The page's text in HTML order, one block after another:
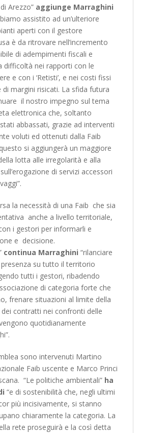
Arezzo” aggiunge Marraghini
assistito ad un’ulteriore
aperti con il gestore
è da ritrovare nell’incremento
di adempimenti fiscali e
difficoltà nei rapporti con le
e con i ‘Retisti’, e nei costi fissi
margini risicati. La sfida futura
il nostro impegno sul tema
elettronica che, soltanto
abbassati, grazie ad interventi
voluti ed ottenuti dalla Faib
si aggiungerà un maggiore
lotta alle irregolarità e alla
di servizi accessori
la necessità di una Faib che sia
anche a livello territoriale,
i gestori per informarli e
e decisione.
continua Marraghini “rilanciare
su tutto il territorio
tutti i gestori, ribadendo
di categoria forte che
frenare situazioni al limite della
contratti nei confronti delle
quotidianamente
sono intervenuti Martino
Faib uscente e Marco Princi
“Le politiche ambientali” ha
“e di sostenibilità che, negli ultimi
più incisivamente, si stanno
chiaramente la categoria. La
rete proseguirà e la così detta